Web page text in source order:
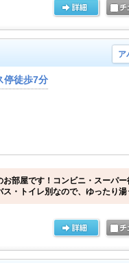
ア
徒歩7分
お部屋です！コンビニ・スーパー
ス・トイレ別なので、ゆったり湯